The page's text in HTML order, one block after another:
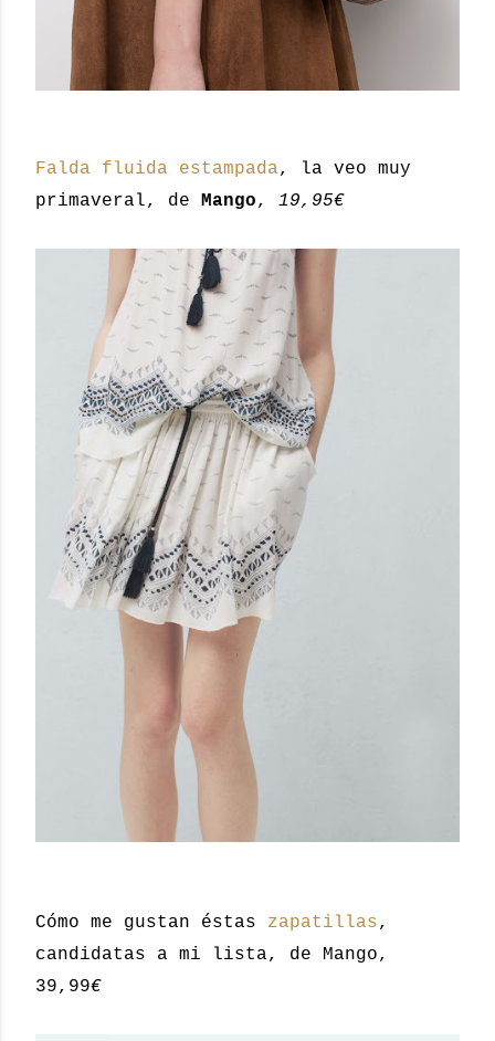
Falda fluida estampada, la veo muy
primaveral, de Mango, 19,95€
Cómo me gustan éstas zapatillas,
candidatas a mi lista, de Mango,
39,99€